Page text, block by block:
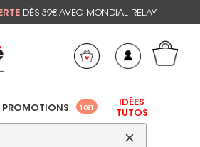
DÈS 39€ AVEC MONDIAL RELAY
PROMOTIONS 1081
IDÉES
TUTOS